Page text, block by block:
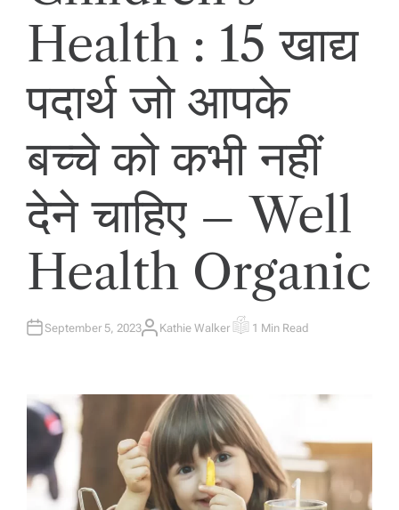
Health : 15 खाद्य
पदार्थ जो आपके
बच्चे को कभी नहीं
देने चाहिए – Well
Health Organic
September 5, 2023A
Kathie Walker E
T
E
D
R
E
A
T
I
1 Min Read